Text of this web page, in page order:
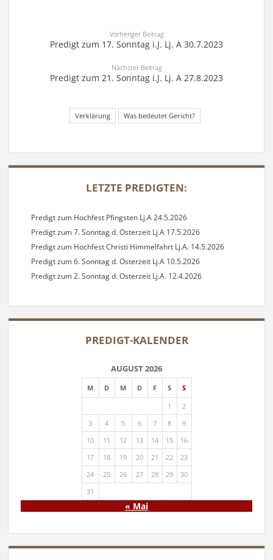
Vorheriger Beitrag
Predigt zum 17. Sonntag i.J. Lj. A 30.7.2023
Nächster Beitrag
Predigt zum 21. Sonntag i.J. Lj. A 27.8.2023
Verklärung Was bedeutet Gericht?
SIDEBAR
LETZTE PREDIGTEN:
Predigt zum Hochfest Pfingsten Lj.A 24.5.2026
Predigt zum 7. Sonntag d. Osterzeit Lj.A 17.5.2026
Predigt zum Hochfest Christi Himmelfahrt Lj.A. 14.5.2026
Predigt zum 6. Sonntag d. Osterzeit Lj.A 10.5.2026
Predigt zum 2. Sonntag d. Osterzeit Lj.A. 12.4.2026
PREDIGT-KALENDER
AUGUST 2026
M D M D F S
S
1
2
3
4 5 6 7 8
9
10
11 12 13 14 15
16
17
18 19 20 21 22
23
24
25 26 27 28 29
30
31
« Mai